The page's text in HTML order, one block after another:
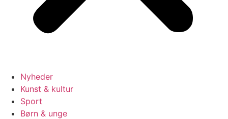
Nyheder
Kunst & kultur
Sport
Børn & unge